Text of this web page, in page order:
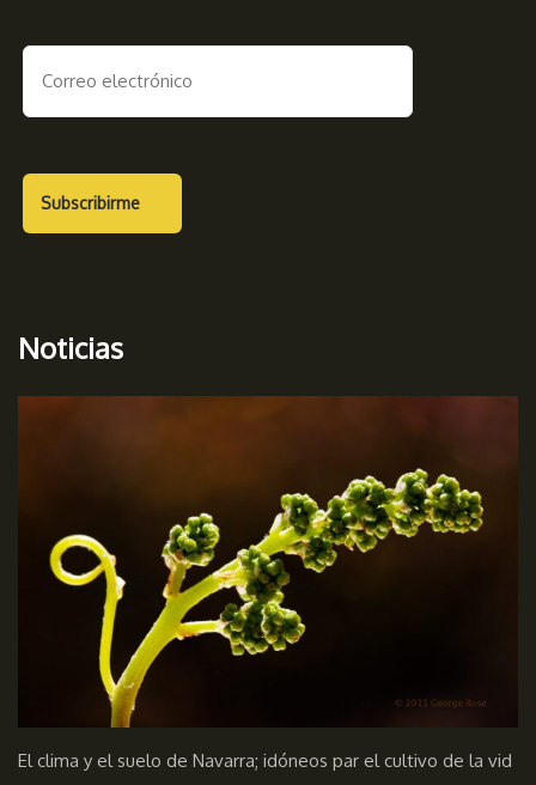
Noticias
El clima y el suelo de Navarra; idóneos par el cultivo de la vid